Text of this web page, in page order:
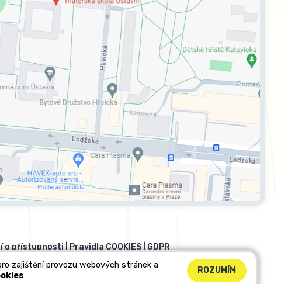
o přístupnosti|Pravidla COOKIES|GDPR
zajištění provozu webových stránek a
ROZUMÍM